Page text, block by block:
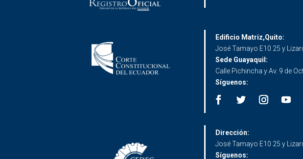
Edificio Matriz,Quito:
José Tamayo E10 25 y
Sede Guayaquil:
Calle Pichincha y Av. 9 de
Síguenos:
Dirección:
José Tamayo E10 25 y
Síguenos: